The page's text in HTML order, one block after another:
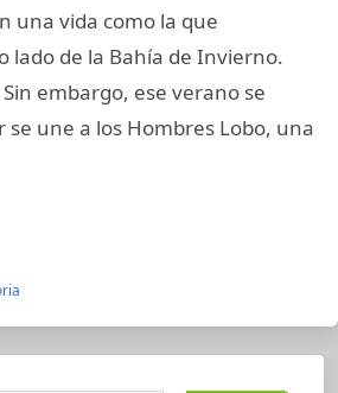
una vida como la que
lado de la Bahía de Invierno.
embargo, ese verano se
se une a los Hombres Lobo, una